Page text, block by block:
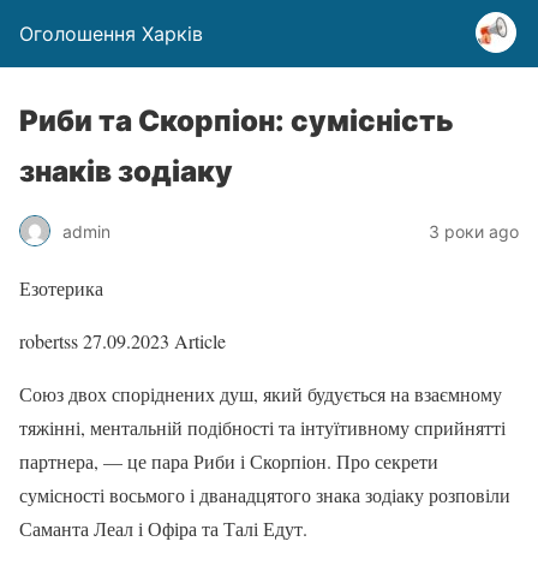
Оголошення Харків
Риби та Скорпіон: сумісність
знаків зодіаку
admin 3 роки ago
Езотерика
robertss27.09.2023 Article
Союз двох споріднених душ, який будується на взаємному
тяжінні, ментальній подібності та інтуїтивному сприйнятті
партнера, — це пара Риби і Скорпіон. Про секрети
сумісності восьмого і дванадцятого знака зодіаку розповіли
Саманта Леал і Офіра та Талі Едут.